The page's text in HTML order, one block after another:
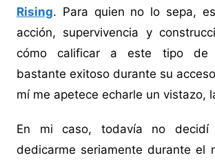
Rising. Para quien no lo sepa,
acción, supervivencia y
cómo calificar a este tipo de
bastante exitoso durante su
mí me apetece echarle un vistazo,
En mi caso, todavía no
dedicarme seriamente durante el